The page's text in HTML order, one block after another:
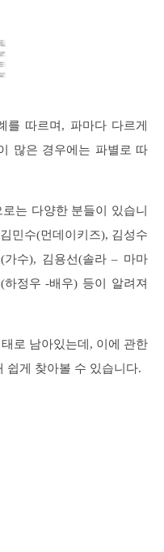
를 따르며, 파마다 다르게
많은 경우에는 파별로 따
는 다양한 분들이 있습니
민수(먼데이키즈), 김성수
가수), 김용선(솔라 – 마마
정우 -배우) 등이 알려져
로 남아있는데, 이에 관한
쉽게 찾아볼 수 있습니다.